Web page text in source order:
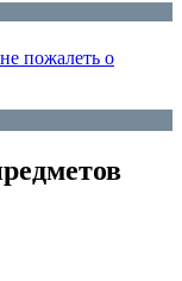
пожалеть о